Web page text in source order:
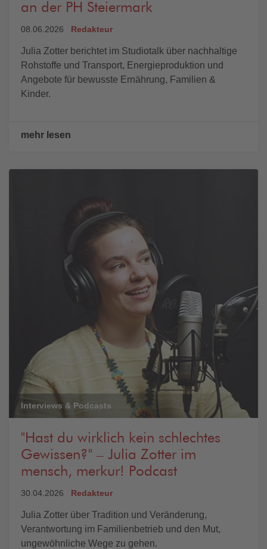
an der PH Steiermark
08.06.2026 Redakteur
Julia Zotter berichtet im Studiotalk über nachhaltige
Rohstoffe und Transport, Energieproduktion und
Angebote für bewusste Ernährung, Familien &
Kinder.
mehr lesen
Interviews & Podcasts
"Hast du wirklich kein schlechtes
Gewissen?" – Julia Zotter im
mensch, merkur! Podcast
30.04.2026 Redakteur
Julia Zotter über Tradition und Veränderung,
Verantwortung im Familienbetrieb und den Mut,
ungewöhnliche Wege zu gehen.